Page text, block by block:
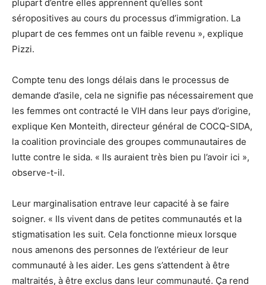
plupart d’entre elles apprennent qu’elles sont
séropositives au cours du processus d’immigration. La
plupart de ces femmes ont un faible revenu », explique
Pizzi.
Compte tenu des longs délais dans le processus de
demande d’asile, cela ne signifie pas nécessairement que
les femmes ont contracté le VIH dans leur pays d’origine,
explique Ken Monteith, directeur général de COCQ-SIDA,
la coalition provinciale des groupes communautaires de
lutte contre le sida. « Ils auraient très bien pu l’avoir ici »,
observe-t-il.
Leur marginalisation entrave leur capacité à se faire
soigner. « Ils vivent dans de petites communautés et la
stigmatisation les suit. Cela fonctionne mieux lorsque
nous amenons des personnes de l’extérieur de leur
communauté à les aider. Les gens s’attendent à être
maltraités, à être exclus dans leur communauté. Ça rend